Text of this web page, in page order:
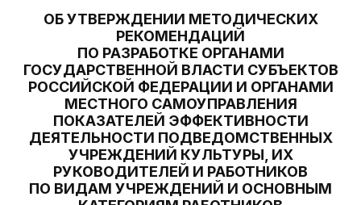
ОБ УТВЕРЖДЕНИИ МЕТОДИЧЕСКИХ
РЕКОМЕНДАЦИЙ
ПО РАЗРАБОТКЕ ОРГАНАМИ
ГОСУДАРСТВЕННОЙ ВЛАСТИ СУБЪЕКТОВ
РОССИЙСКОЙ ФЕДЕРАЦИИ И ОРГАНАМИ
МЕСТНОГО САМОУПРАВЛЕНИЯ
ПОКАЗАТЕЛЕЙ ЭФФЕКТИВНОСТИ
ДЕЯТЕЛЬНОСТИ ПОДВЕДОМСТВЕННЫХ
УЧРЕЖДЕНИЙ КУЛЬТУРЫ, ИХ
РУКОВОДИТЕЛЕЙ И РАБОТНИКОВ
ПО ВИДАМ УЧРЕЖДЕНИЙ И ОСНОВНЫМ